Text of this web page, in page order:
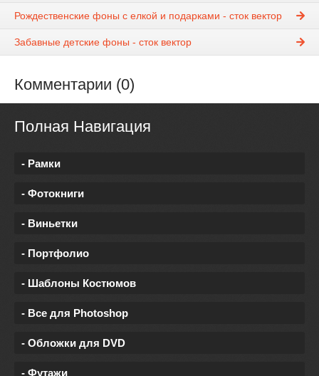
Рождественские фоны с елкой и подарками - сток вектор
Забавные детские фоны - сток вектор
Комментарии (0)
Полная Навигация
- Рамки
- Фотокниги
- Виньетки
- Портфолио
- Шаблоны Костюмов
- Все для Photoshop
- Обложки для DVD
- Футажи